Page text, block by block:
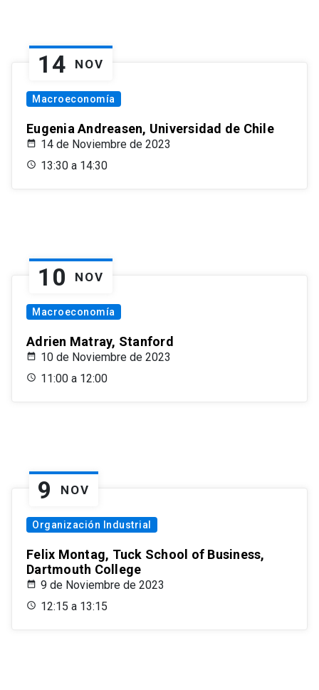
14 NOV
Macroeconomía
Eugenia Andreasen, Universidad de Chile
14 de Noviembre de 2023
13:30 a 14:30
10 NOV
Macroeconomía
Adrien Matray, Stanford
10 de Noviembre de 2023
11:00 a 12:00
9 NOV
Organización Industrial
Felix Montag, Tuck School of Business,
Dartmouth College
9 de Noviembre de 2023
12:15 a 13:15